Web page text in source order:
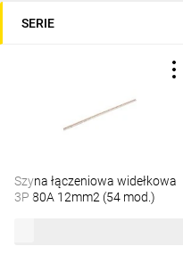
SERIE
Szyna łączeniowa widełkowa
3P 80A 12mm2 (54 mod.)